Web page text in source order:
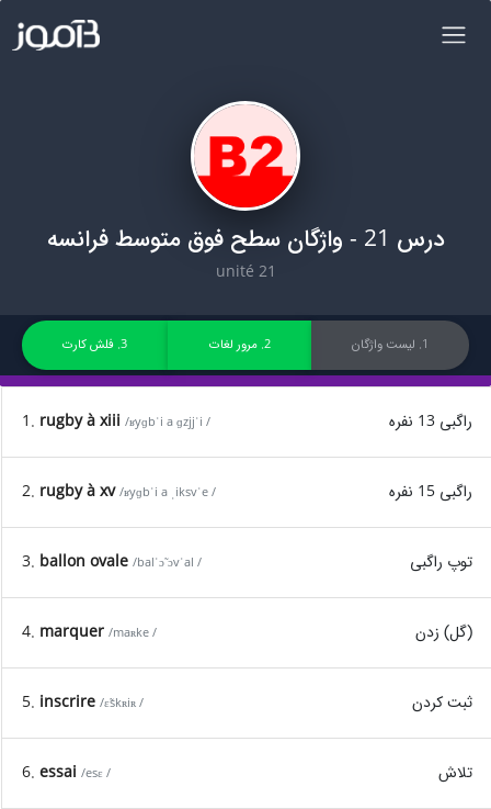
درس 21 - واژگان سطح فوق متوسط فرانسه
unité 21
3. فلش کارت 2. مرور لغات 1. لیست واژگان
1. rugby à xiii /ʁyɡbˈi a ɡzjjˈi / راگبی 13 نفره
2. rugby à xv /ʁyɡbˈi a ˌiksvˈe / راگبی 15 نفره
3. ballon ovale /balˈɔ̃ ɔvˈal / توپ راگبی
4. marquer /maʀke / (گل) زدن
5. inscrire /ɛ̃skʀiʀ / ثبت کردن
6. essai /esɛ / تلاش